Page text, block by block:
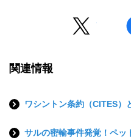
関連情報
ワシントン条約（CITES）
サルの密輸事件発覚！ペッ